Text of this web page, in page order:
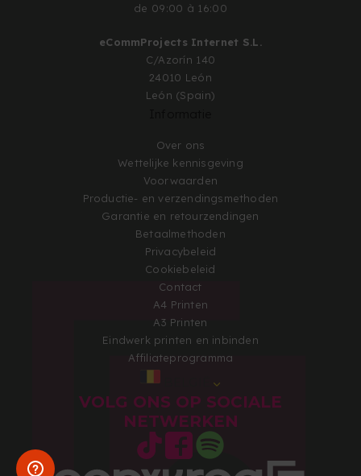
de 09:00 à 16:00
eCommProjects Internet S.L.
C/Azorín 140
24010 León
León (Spain)
Over ons
Wettelijke kennisgeving
Voorwaarden
Productie- en verzendingsmethoden
Garantie en retourzendingen
Betaalmethoden
Privacybeleid
Cookiebeleid
Contact
A4 Printen
A3 Printen
Eindwerk printen en inbinden
Affiliateprogramma
VOLG ONS OP SOCIALE
NETWERKEN